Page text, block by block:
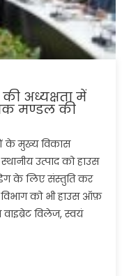
अध्यक्षता में
मण्डल की
के मुख्य विकास
उत्पाद को हाउस
के लिए संस्तुति कर
विभाग को भी हाउस ऑफ़
विलेज, स्वयं